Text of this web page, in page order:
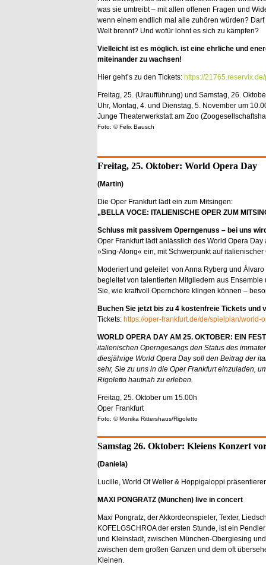
was sie umtreibt – mit allen offenen Fragen und
wenn einem endlich mal alle zuhören würden?
Welt brennt? Und wofür lohnt es sich zu kämpfen?
Vielleicht ist es möglich. ist eine ehrliche und
miteinander zu wachsen!
Hier geht’s zu den Tickets: https://
Freitag, 25. (Uraufführung) und Samstag, 26.
Uhr, Montag, 4. und Dienstag, 5. November um
Junge Theaterwerkstatt am Zoo
Foto: © Felix Bausch
Freitag, 25. Oktober: World Opera Day
(Martin)
Die Oper Frankfurt lädt ein zum Mitsingen:
„BELLA VOCE: ITALIENISCHE OPER ZUM
Schluss mit passivem Operngenuss – bei uns
Oper Frankfurt lädt anlässlich des World Opera Day
»Sing-Along« ein, mit Schwerpunkt auf italienischer
Moderiert und geleitet von Anna Ryberg und
begleitet von talentierten Mitgliedern aus Ensemble
Sie, wie kraftvoll Opernchöre klingen können –
Buchen Sie jetzt bis zu 4 kostenfreie Tickets
Tickets: https://oper-frankfurt.de/de/spielplan/world-
WORLD OPERA DAY AM 25. OKTOBER: EIN
italienischen Operngesangs den Status des
diesjährige World Opera Day soll den Beitrag der
sehr, Sie zu uns in die Oper Frankfurt einzuladen,
Rigoletto hautnah zu erleben.
Freitag, 25. Oktober um 15.00h
Oper Frankfurt
Foto: © Monika Rittershaus/Rigoletto
Samstag 26. Oktober: Kleiens Konzert
(Daniela)
Lucille, World Of Weller & Hoppigaloppi
MAXI PONGRATZ (München) live in concert
Maxi Pongratz, der Akkordeonspieler, Texter,
KOFELGSCHROA der ersten Stunde, ist ein
und Kleinstadt, zwischen München-Obergiesing
zwischen dem großen Ganzen und dem oft
Kleinen.